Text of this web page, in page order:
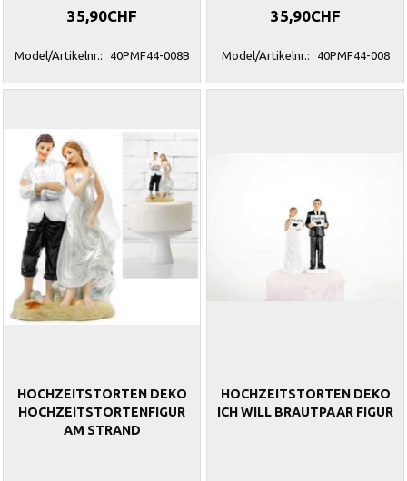
35,90CHF
Model/Artikelnr.: 40PMF44-008B
35,90CHF
Model/Artikelnr.: 40PMF44-008
HOCHZEITSTORTEN DEKO
HOCHZEITSTORTENFIGUR
AM STRAND
HOCHZEITSTORTEN DEKO
ICH WILL BRAUTPAAR FIGUR